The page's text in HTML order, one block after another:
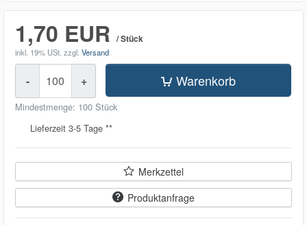
1,70 EUR / Stück
inkl. 19% USt. zzgl. Versand
- + Warenkorb
Mindestmenge: 100 Stück
Lieferzeit 3-5 Tage **
Merkzettel
Produktanfrage